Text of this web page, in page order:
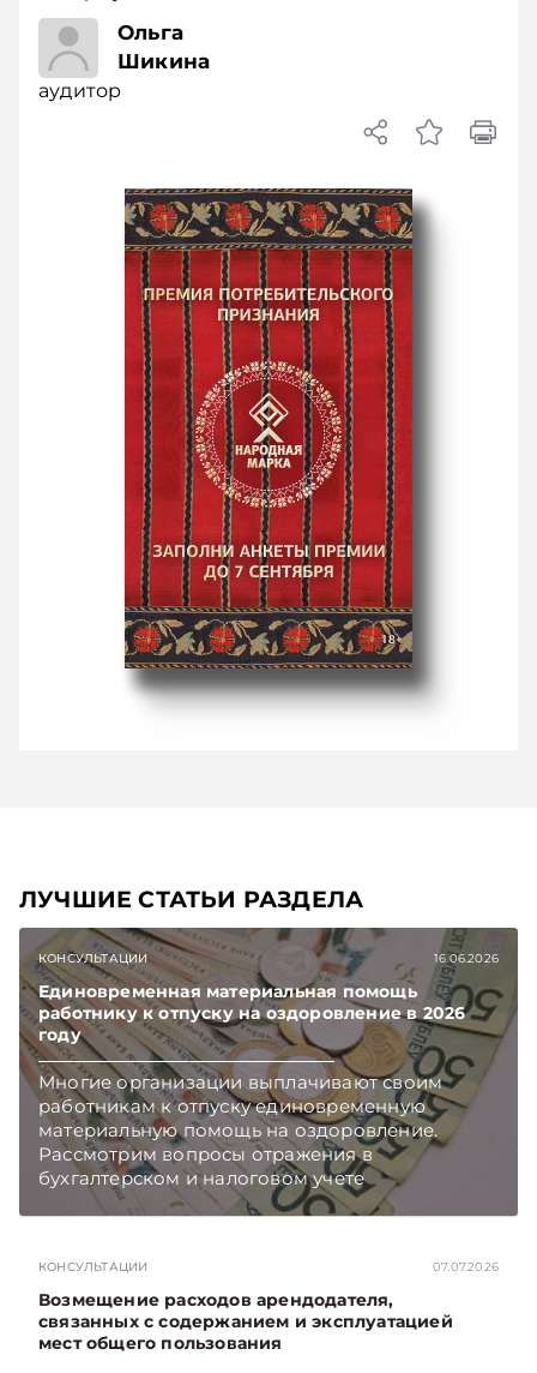
аудитор
Ольга
Шикина
аудитор
ЛУЧШИЕ СТАТЬИ РАЗДЕЛА
КОНСУЛЬТАЦИИ 16.06.2026
Единовременная материальная помощь
работнику к отпуску на оздоровление в 2026
году
Многие организации выплачивают своим
работникам к отпуску единовременную
материальную помощь на оздоровление.
Рассмотрим вопросы отражения в
бухгалтерском и налоговом учете
хозяйственных операций по начислению и
Главное об экономике Беларуси — раньше,
чем в новостях TelegramViber
КОНСУЛЬТАЦИИ 07.07.2026
Возмещение расходов арендодателя,
связанных с содержанием и эксплуатацией
мест общего пользования